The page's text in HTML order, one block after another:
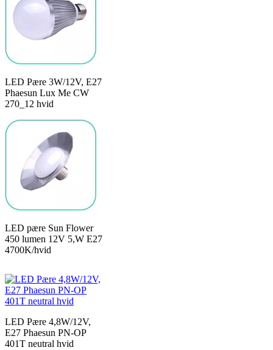
LED Pære 3W/12V, E27
Phaesun Lux Me CW
270_12 hvid
LED pære Sun Flower
450 lumen 12V 5,W E27
4700K/hvid
LED Pære 4,8W/12V,
E27 Phaesun PN-OP
401T neutral hvid